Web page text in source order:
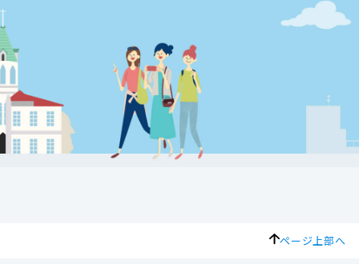
ページ上部へ